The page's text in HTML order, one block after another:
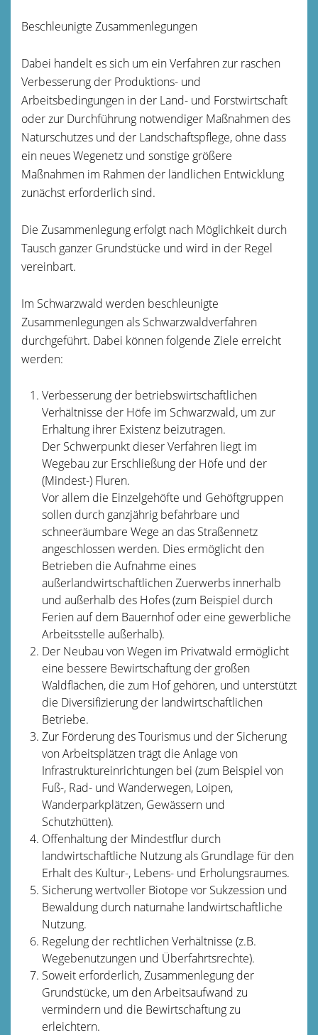
Beschleunigte Zusammenlegungen
Dabei handelt es sich um ein Verfahren zur raschen
Verbesserung der Produktions- und
Arbeitsbedingungen in der Land- und Forstwirtschaft
oder zur Durchführung notwendiger Maßnahmen des
Naturschutzes und der Landschaftspflege, ohne dass
ein neues Wegenetz und sonstige größere
Maßnahmen im Rahmen der ländlichen Entwicklung
zunächst erforderlich sind.
Die Zusammenlegung erfolgt nach Möglichkeit durch
Tausch ganzer Grundstücke und wird in der Regel
vereinbart.
Im Schwarzwald werden beschleunigte
Zusammenlegungen als Schwarzwaldverfahren
durchgeführt. Dabei können folgende Ziele erreicht
werden:
Verbesserung der betriebswirtschaftlichen
Verhältnisse der Höfe im Schwarzwald, um zur
Erhaltung ihrer Existenz beizutragen.
Der Schwerpunkt dieser Verfahren liegt im
Wegebau zur Erschließung der Höfe und der
(Mindest-) Fluren.
Vor allem die Einzelgehöfte und Gehöftgruppen
sollen durch ganzjährig befahrbare und
schneeräumbare Wege an das Straßennetz
angeschlossen werden. Dies ermöglicht den
Betrieben die Aufnahme eines
außerlandwirtschaftlichen Zuerwerbs innerhalb
und außerhalb des Hofes (zum Beispiel durch
Ferien auf dem Bauernhof oder eine gewerbliche
Arbeitsstelle außerhalb).
Der Neubau von Wegen im Privatwald ermöglicht
eine bessere Bewirtschaftung der großen
Waldflächen, die zum Hof gehören, und unterstützt
die Diversifizierung der landwirtschaftlichen
Betriebe.
Zur Förderung des Tourismus und der Sicherung
von Arbeitsplätzen trägt die Anlage von
Infrastruktureinrichtungen bei (zum Beispiel von
Fuß-, Rad- und Wanderwegen, Loipen,
Wanderparkplätzen, Gewässern und
Schutzhütten).
Offenhaltung der Mindestflur durch
landwirtschaftliche Nutzung als Grundlage für den
Erhalt des Kultur-, Lebens- und Erholungsraumes.
Sicherung wertvoller Biotope vor Sukzession und
Bewaldung durch naturnahe landwirtschaftliche
Nutzung.
Regelung der rechtlichen Verhältnisse (z.B.
Wegebenutzungen und Überfahrtsrechte).
Soweit erforderlich, Zusammenlegung der
Grundstücke, um den Arbeitsaufwand zu
vermindern und die Bewirtschaftung zu
erleichtern.